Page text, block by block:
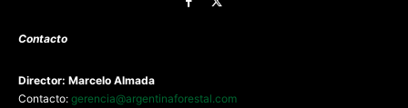
Contacto
Director: Marcelo Almada
Contacto: gerencia@argentinaforestal.com